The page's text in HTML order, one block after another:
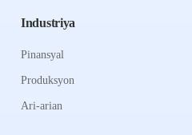
Industriya
Pinansyal
Produksyon
Ari-arian